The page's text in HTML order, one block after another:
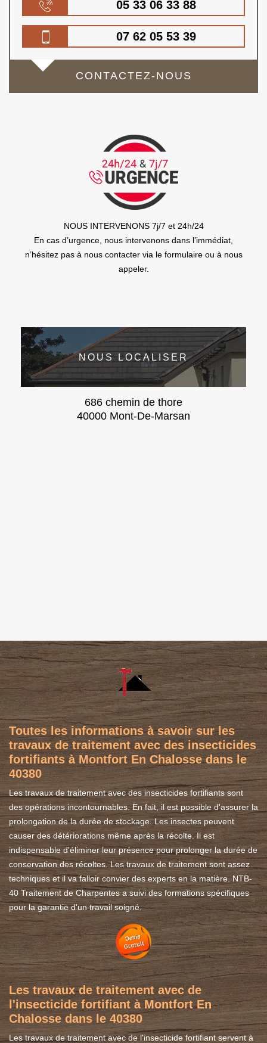
05 33 06 33 88
07 62 05 53 39
CONTACTEZ-NOUS
NOUS INTERVENONS 7j/7 et 24h/24
En cas d’urgence, nous intervenons dans l’immédiat,
n’hésitez pas à nous contacter via le formulaire ou à nous
appeler.
NOUS LOCALISER
686 chemin de thore
40000 Mont-De-Marsan
Toutes les informations à savoir sur les
travaux de traitement avec des insecticides
fortifiants à Montfort En Chalosse dans le
40380
Les travaux de traitement avec des insecticides fortifiants sont
des opérations incontournables. En fait, il est possible d'assurer la
prolongation de la durée de stockage. Les insectes peuvent
causer des détériorations même après la récolte. Il est
indispensable d'éliminer leur présence pour prolonger la durée de
conservation des récoltes. Les travaux de traitement sont assez
techniques et il va falloir convier des experts en la matière. NTB-
40 Traitement de Charpentes a suivi des formations spécifiques
pour la garantie d'un travail soigné.
Les travaux de traitement avec de
l'insecticide fortifiant à Montfort En
Chalosse dans le 40380
Les travaux de traitement avec de l'insecticide fortifiant servent à